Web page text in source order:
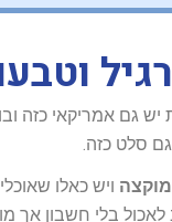
גם אמריקאי כזה
סלט כזה.
מוקצה ויש כאלו
לאכול בלי חשבון